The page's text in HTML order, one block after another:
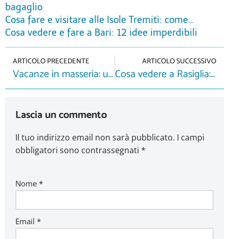
bagaglio
Cosa fare e visitare alle Isole Tremiti: come…
Cosa vedere e fare a Bari: 12 idee imperdibili
ARTICOLO PRECEDENTE
Vacanze in masseria: un’esperienza autentica nel cuore del Salento
ARTICOLO SUCCESSIVO
Cosa vedere a Rasiglia: itinerario completo alla scoperta della suggestiva Venezia dell’Umbria
Lascia un commento
Il tuo indirizzo email non sarà pubblicato. I campi
obbligatori sono contrassegnati *
Nome *
Email *